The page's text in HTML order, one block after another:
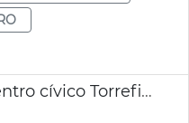
Inicio construcción centro cívico Torrefiel de València